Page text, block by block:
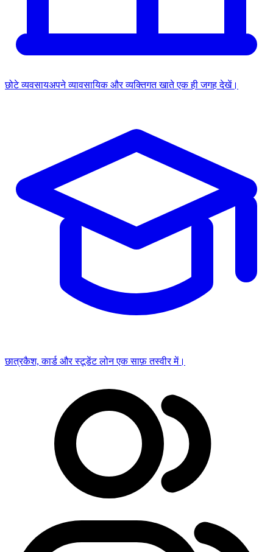
छोटे व्यवसायअपने व्यावसायिक और व्यक्तिगत खाते एक ही जगह देखें।
छात्रकैश, कार्ड और स्टूडेंट लोन एक साफ़ तस्वीर में।